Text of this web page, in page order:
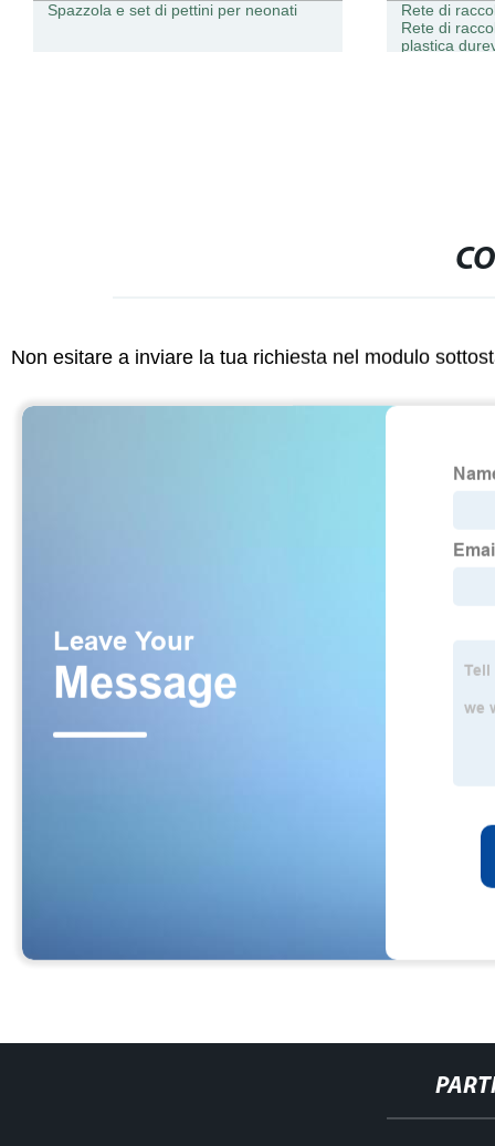
Spazzola e set di pettini per neonati
Rete di
Rete di
plastica
Non esitare a inviare la tua richiesta nel modulo